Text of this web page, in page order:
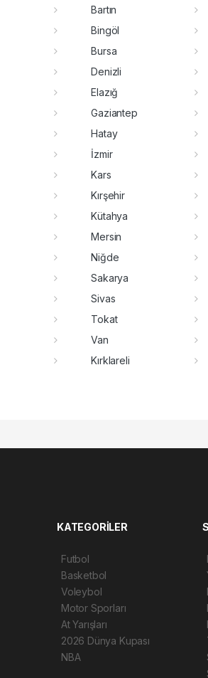
Bartın
Bingöl
Bursa
Denizli
Elazığ
Gaziantep
Hatay
İzmir
Kars
Kırşehir
Kütahya
Mersin
Niğde
Sakarya
Sivas
Tokat
Van
Kırklareli
KATEGORİLER
Futbol
Basketbol
Voleybol
Motor Sporları
At Yarışları
2026 Dünya Kupası
NBA